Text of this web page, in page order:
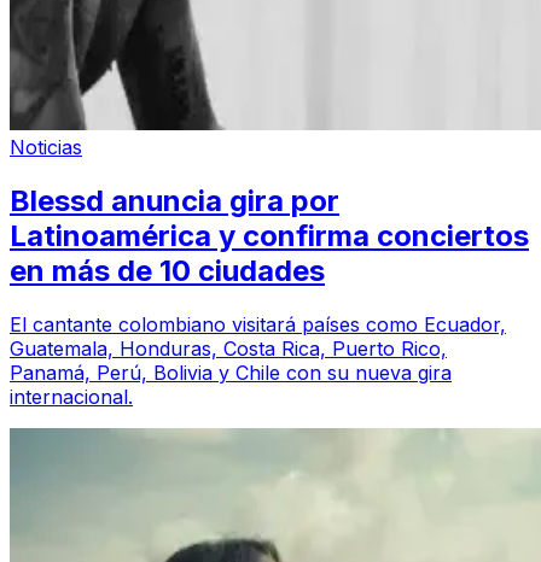
Noticias
Blessd anuncia gira por
Latinoamérica y confirma conciertos
en más de 10 ciudades
El cantante colombiano visitará países como Ecuador,
Guatemala, Honduras, Costa Rica, Puerto Rico,
Panamá, Perú, Bolivia y Chile con su nueva gira
internacional.